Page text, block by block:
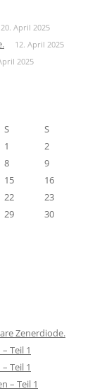
20. April 2025
12. April 2025
2025
S
S
1
2
8
9
15
16
22
23
29
30
Zenerdiode.
Teil 1
Teil 1
– Teil 1